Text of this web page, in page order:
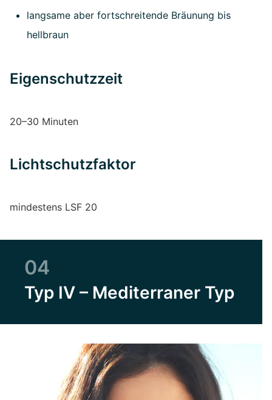
langsame aber fortschreitende Bräunung bis
hellbraun
Eigenschutzzeit
20–30 Minuten
Lichtschutzfaktor
mindestens LSF 20
04
Typ IV – Mediterraner Typ